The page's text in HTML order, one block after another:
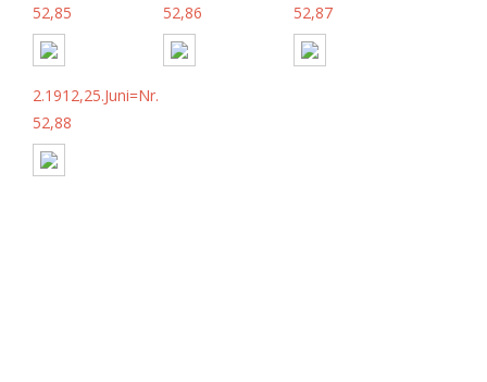
52,85
52,86
52,87
2.1912,25.Juni=Nr.
52,88